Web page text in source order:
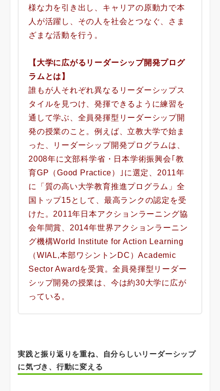
様な力を引き出し、キャリアの原動力で本
人が活躍し、その人を社会とつなぐ、さま
ざまな活動を行う。
【大学に広がるリーダーシップ開発プログ
ラムとは】
誰もが人それぞれ異なるリーダーシップス
タイルを見つけ、発揮できるように練習を
通して学ぶ、全員発揮型リーダーシップ開
発の授業のこと。例えば、立教大学で始ま
った、リーダーシップ開発プログラムは、
2008年に文部科学省・日本学術振興会｢教
育GP（Good Practice）｣に選定、2011年
に「質の高い大学教育推進プログラム」全
国トップ15として、最高ランクの認定を受
けた。2011年日本アクションラーニング協
会年間賞、2014年世界アクションラーニン
グ機構World Institute for Action Learning
（WIAL,本部ワシントンDC）Academic
Sector Awardを受賞。全員発揮型リーダー
シップ開発の授業は、今は約30大学に広が
っている。
実践と振り返りを重ね、自分らしいリーダーシップ
に気づき、行動に変える